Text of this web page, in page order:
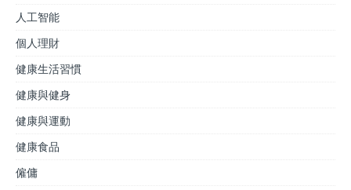
人工智能
個人理財
健康生活習慣
健康與健身
健康與運動
健康食品
僱傭